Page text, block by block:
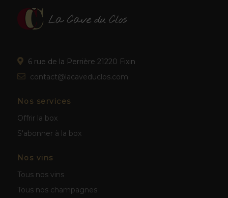
6 rue de la Perrière 21220 Fixin
contact@lacaveduclos.com
Nos services
Offrir la box
S'abonner à la box
Nos vins
Tous nos vins
Tous nos champagnes